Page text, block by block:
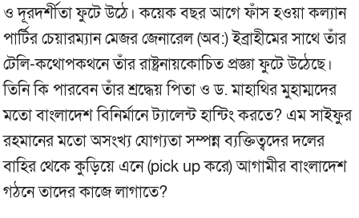
ও দূরদর্শীতা ফুটে উঠে। কয়েক বছর আগে ফাঁস হওয়া কল্যান
পার্টির চেয়ারম্যান মেজর জেনারেল (অব:) ইব্রাহীমের সাথে তাঁর
টেলি-কথোপকথনে তাঁর রাষ্ট্রনায়কোচিত প্রজ্ঞা ফুটে উঠেছে।
তিনি কি পারবেন তাঁর শ্রদ্ধেয় পিতা ও ড. মাহাথির মুহাম্মদের
মতো বাংলাদেশ বিনির্মানে ট্যালেন্ট হান্টিং করতে? এম সাইফুর
রহমানের মতো অসংখ্য যোগ্যতা সম্পন্ন ব্যক্তিত্বদের দলের
বাহির থেকে কুড়িয়ে এনে (pick up করে) আগামীর বাংলাদেশ
গঠনে তাদের কাজে লাগাতে?